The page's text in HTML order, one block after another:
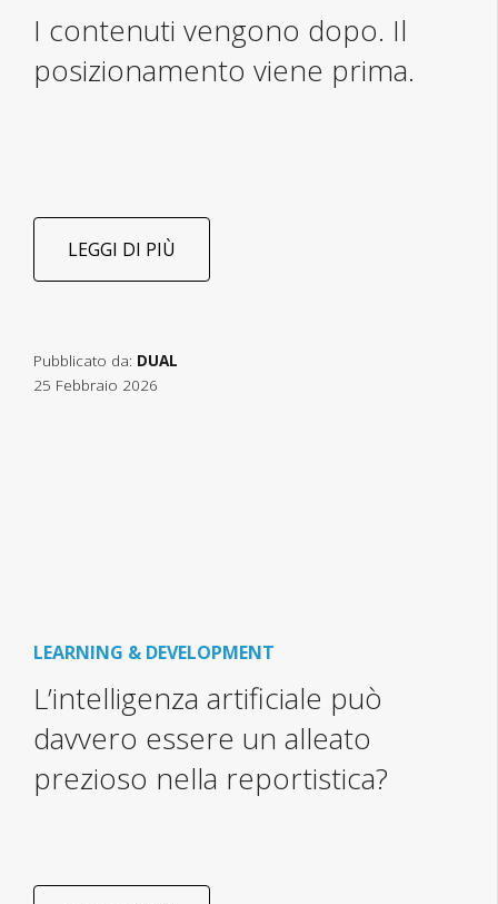
I contenuti vengono dopo. Il
posizionamento viene prima.
LEGGI DI PIÙ
Pubblicato da: DUAL
25 Febbraio 2026
LEARNING & DEVELOPMENT
L’intelligenza artificiale può
davvero essere un alleato
prezioso nella reportistica?